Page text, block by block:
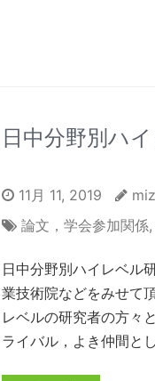
日中分野別ハ
11月 11, 2019
論文，学会参加関係,
日中分野別ハイレベル
業技術院などをみせて
レベルの研究者の方々
ライバル，よき仲間と